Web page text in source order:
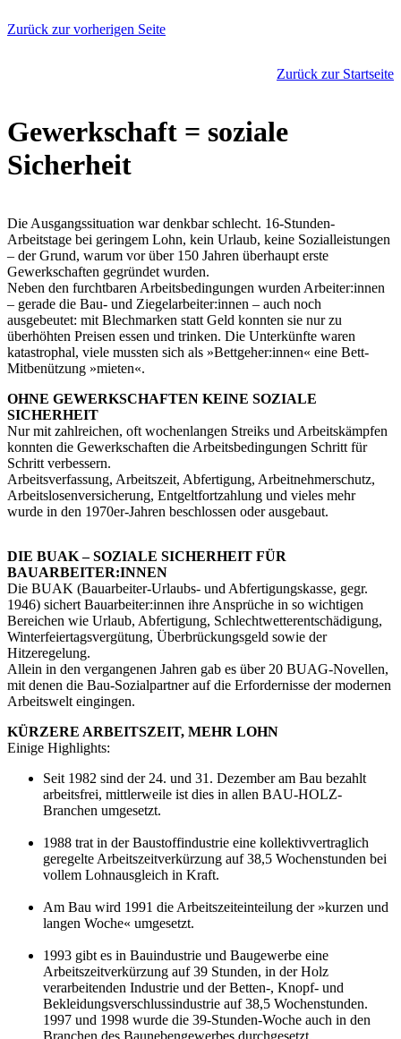
Zurück zur vorherigen Seite
Zurück zur Startseite
Gewerkschaft = soziale
Sicherheit
Die Ausgangssituation war denkbar schlecht. 16-Stunden-
Arbeitstage bei geringem Lohn, kein Urlaub, keine Sozialleistungen
– der Grund, warum vor über 150 Jahren überhaupt erste
Gewerkschaften gegründet wurden.
Neben den furchtbaren Arbeitsbedingungen wurden Arbeiter:innen
– gerade die Bau- und Ziegelarbeiter:innen – auch noch
ausgebeutet: mit Blechmarken statt Geld konnten sie nur zu
überhöhten Preisen essen und trinken. Die Unterkünfte waren
katastrophal, viele mussten sich als »Bettgeher:innen« eine Bett-
Mitbenützung »mieten«.
OHNE GEWERKSCHAFTEN KEINE SOZIALE
SICHERHEIT
Nur mit zahlreichen, oft wochenlangen Streiks und Arbeitskämpfen
konnten die Gewerkschaften die Arbeitsbedingungen Schritt für
Schritt verbessern.
Arbeitsverfassung, Arbeitszeit, Abfertigung, Arbeitnehmerschutz,
Arbeitslosenversicherung, Entgeltfortzahlung und vieles mehr
wurde in den 1970er-Jahren beschlossen oder ausgebaut.
DIE BUAK – SOZIALE SICHERHEIT FÜR
BAUARBEITER:INNEN
Die BUAK (Bauarbeiter-Urlaubs- und Abfertigungskasse, gegr.
1946) sichert Bauarbeiter:innen ihre Ansprüche in so wichtigen
Bereichen wie Urlaub, Abfertigung, Schlechtwetterentschädigung,
Winterfeiertagsvergütung, Überbrückungsgeld sowie der
Hitzeregelung.
Allein in den vergangenen Jahren gab es über 20 BUAG-Novellen,
mit denen die Bau-Sozialpartner auf die Erfordernisse der modernen
Arbeitswelt eingingen.
KÜRZERE ARBEITSZEIT, MEHR LOHN
Einige Highlights:
Seit 1982 sind der 24. und 31. Dezember am Bau bezahlt
arbeitsfrei, mittlerweile ist dies in allen BAU-HOLZ-
Branchen umgesetzt.
1988 trat in der Baustoffindustrie eine kollektivvertraglich
geregelte Arbeitszeitverkürzung auf 38,5 Wochenstunden bei
vollem Lohnausgleich in Kraft.
Am Bau wird 1991 die Arbeitszeiteinteilung der »kurzen und
langen Woche« umgesetzt.
1993 gibt es in Bauindustrie und Baugewerbe eine
Arbeitszeitverkürzung auf 39 Stunden, in der Holz
verarbeitenden Industrie und der Betten-, Knopf- und
Bekleidungsverschlussindustrie auf 38,5 Wochenstunden.
1997 und 1998 wurde die 39-Stunden-Woche auch in den
Branchen des Baunebengewerbes durchgesetzt.